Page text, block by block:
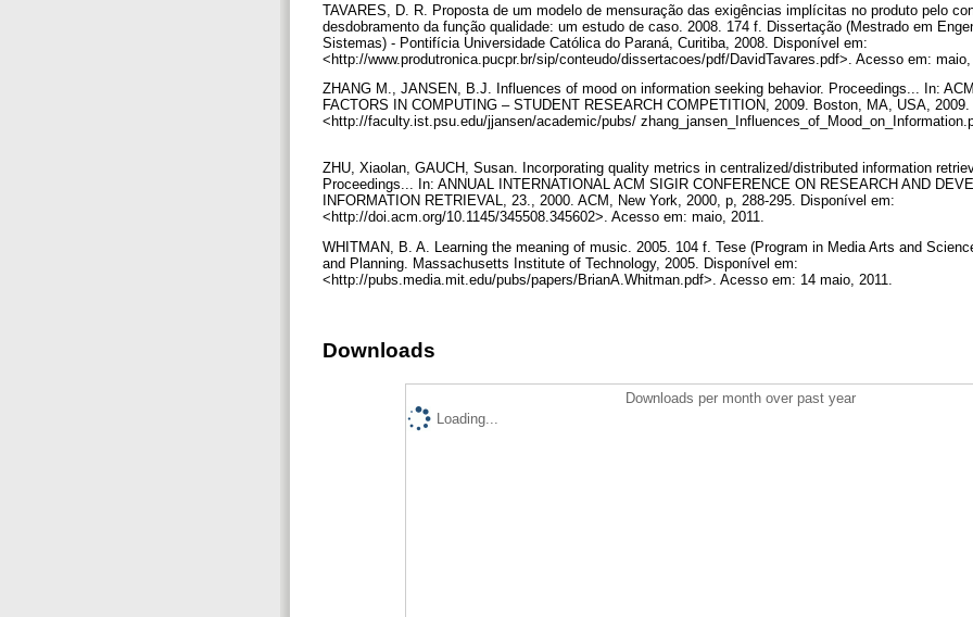
TAVARES, D. R. Proposta de um modelo de mensuração das exigências implícitas no produto pelo
desdobramento da função qualidade: um estudo de caso. 2008. 174 f. Dissertação (Mestrado em
Sistemas) - Pontifícia Universidade Católica do Paraná, Curitiba, 2008. Disponível em:
<http://www.produtronica.pucpr.br/sip/conteudo/dissertacoes/pdf/DavidTavares.pdf>. Acesso em: maio,
ZHANG M., JANSEN, B.J. Influences of mood on information seeking behavior. Proceedings... In:
FACTORS IN COMPUTING – STUDENT RESEARCH COMPETITION, 2009. Boston, MA, USA,
<http://faculty.ist.psu.edu/jjansen/academic/pubs/
ZHU, Xiaolan, GAUCH, Susan. Incorporating quality metrics in centralized/distributed information
Proceedings... In: ANNUAL INTERNATIONAL ACM SIGIR CONFERENCE ON RESEARCH AND
INFORMATION RETRIEVAL, 23., 2000. ACM, New York, 2000, p, 288-295. Disponível em:
<http://doi.acm.org/10.1145/345508.345602>. Acesso em: maio, 2011.
WHITMAN, B. A. Learning the meaning of music. 2005. 104 f. Tese (Program in Media Arts and
and Planning. Massachusetts Institute of Technology, 2005. Disponível em:
<http://pubs.media.mit.edu/pubs/papers/BrianA.Whitman.pdf>. Acesso em: 14 maio, 2011.
Downloads
Downloads per month over past year
Loading...